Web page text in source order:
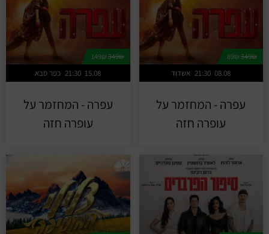
349₪
אשדוד 21:30 08.08
עפרה - המחזמר על
עופרה חזה
349₪
149₪
כפר סבא 21:30 15.08
עפרה - המחזמר על
עופרה חזה